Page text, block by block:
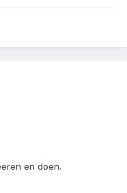
en doen.